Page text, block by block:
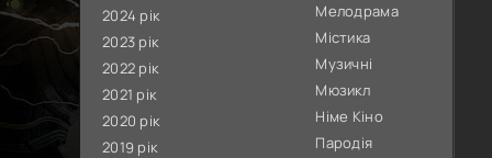
2024 рік
2023 рік
2022 рік
2021 рік
2020 рік
2019 рік
Мелодрама
Містика
Музичні
Мюзикл
Німе Кіно
Пародія